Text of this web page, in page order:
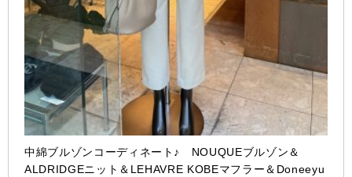
中綿ブルゾンコーディネート♪ NOUQUEブルゾン＆
ALDRIDGEニット＆LEHAVRE KOBEマフラー＆Doneeyu